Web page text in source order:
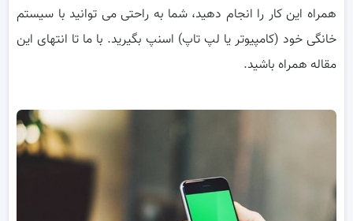
همراه این کار را انجام دهید، شما به راحتی می توانید با سیستم
خانگی خود (کامپیوتر یا لپ تاپ) اسنپ بگیرید. با ما تا انتهای این
مقاله همراه باشید.